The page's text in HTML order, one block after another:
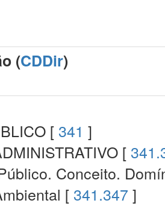
(CDDir)
[ 341 ]
[
Conceito.
[ 341.347 ]